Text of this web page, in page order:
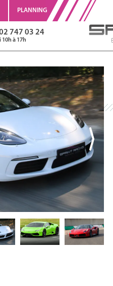
PLANNING
747 03 24
à 17h